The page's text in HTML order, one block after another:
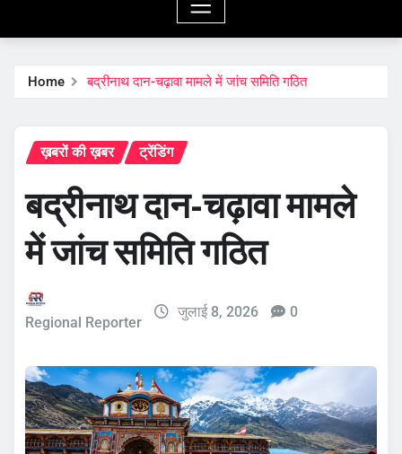
Home बद्रीनाथ दान-चढ़ावा मामले में जांच समिति गठित
ख़बरों की ख़बर ट्रेंडिंग
बद्रीनाथ दान-चढ़ावा मामले
में जांच समिति गठित
Regional Reporter
जुलाई 8, 2026 0